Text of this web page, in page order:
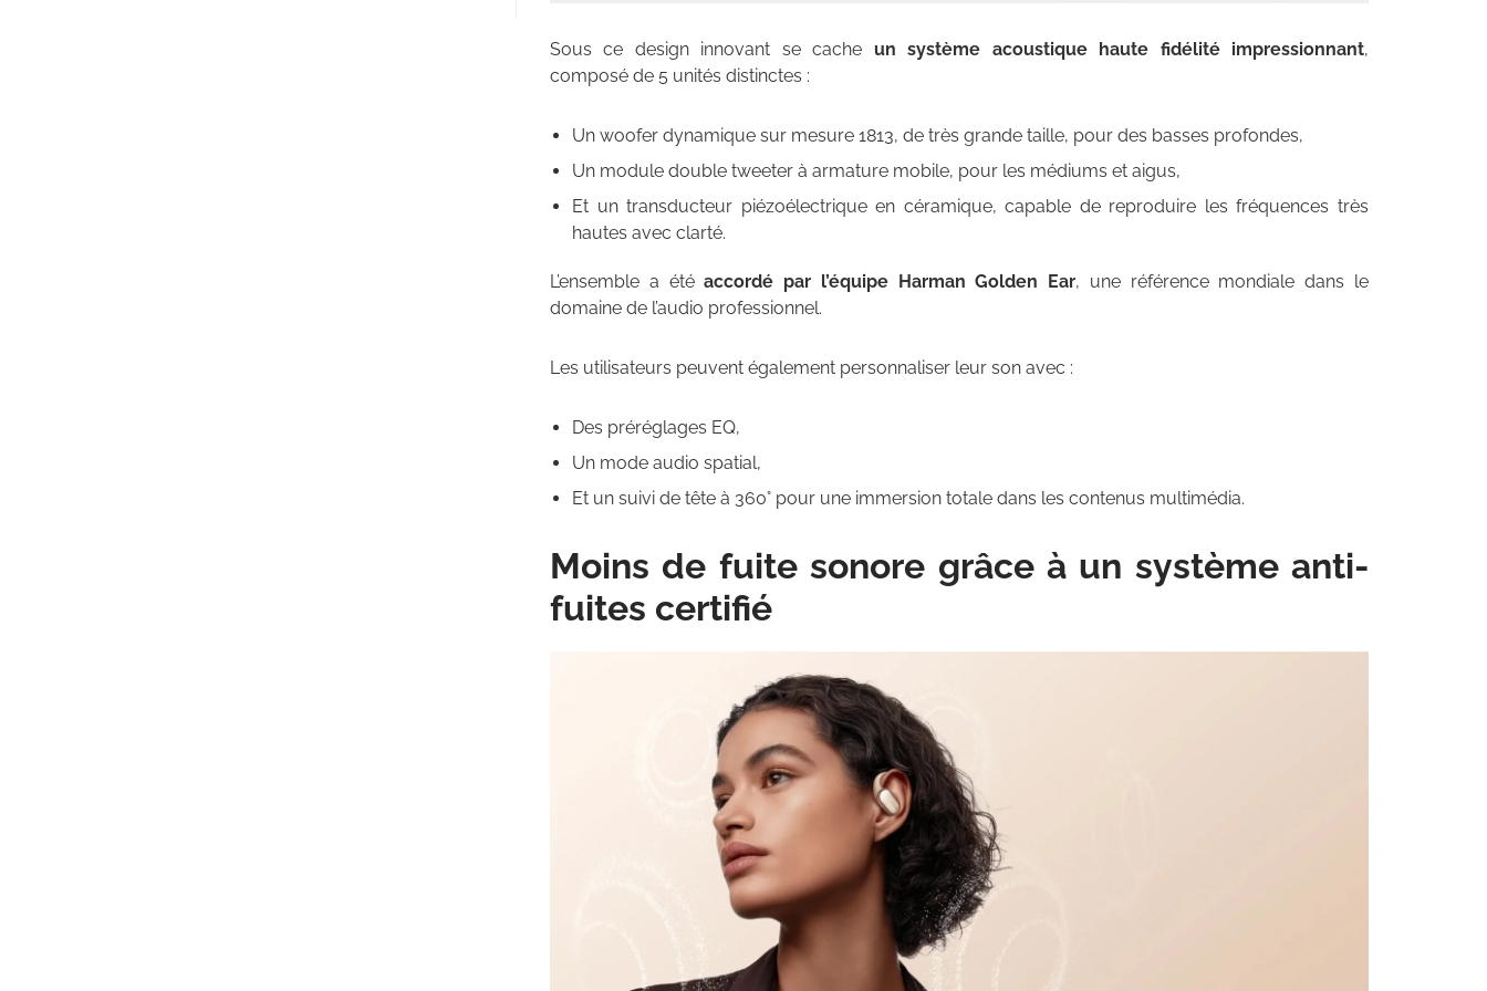
Sous ce design innovant se cache un système acoustique haute fidélité impressionnant,
composé de 5 unités distinctes :
Un woofer dynamique sur mesure 1813, de très grande taille, pour des basses profondes,
Un module double tweeter à armature mobile, pour les médiums et aigus,
Et un transducteur piézoélectrique en céramique, capable de reproduire les fréquences très
hautes avec clarté.
L’ensemble a étéaccordé par l’équipe Harman Golden Ear, une référence mondiale dans le
domaine de l’audio professionnel.
Les utilisateurs peuvent également personnaliser leur son avec :
Des préréglages EQ,
Un mode audio spatial,
Et un suivi de tête à 360° pour une immersion totale dans les contenus multimédia.
Moins de fuite sonore grâce à un système anti-
fuites certifié